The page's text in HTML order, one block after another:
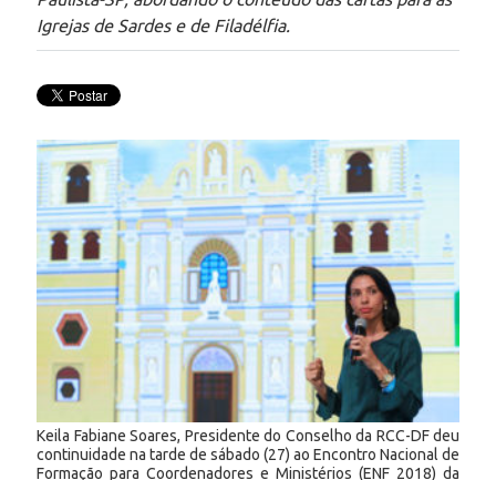
Igrejas de Sardes e de Filadélfia.
Keila Fabiane Soares, Presidente do Conselho da RCC-DF deu
continuidade na tarde de sábado (27) ao Encontro Nacional de
Formação para Coordenadores e Ministérios (ENF 2018) da